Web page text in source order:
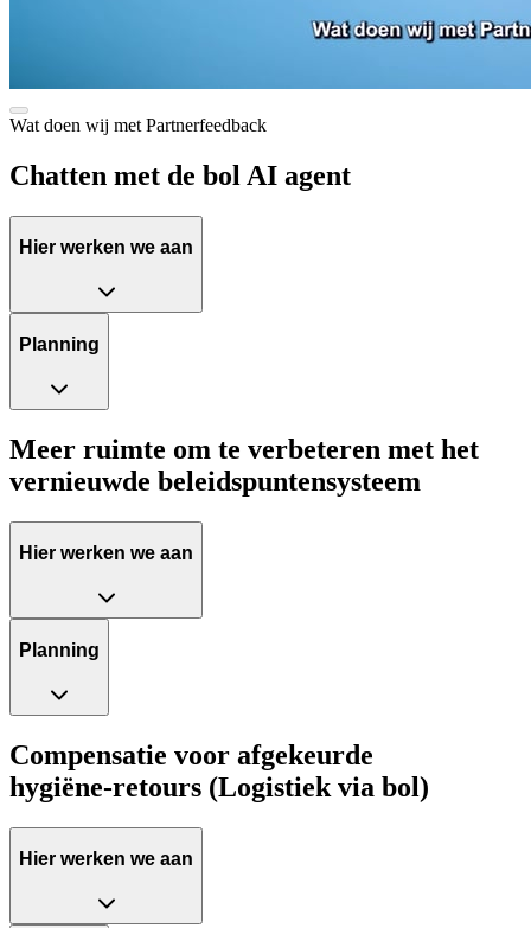
Wat doen wij met Partnerfeedback
Chatten met de bol AI agent
Hier werken we aan
Planning
Meer ruimte om te verbeteren met het
vernieuwde beleidspuntensysteem
Hier werken we aan
Planning
Compensatie voor afgekeurde
hygiëne‑retours (Logistiek via bol)
Hier werken we aan